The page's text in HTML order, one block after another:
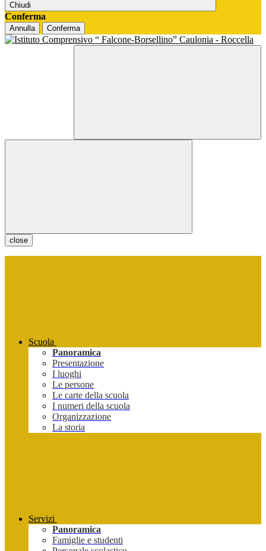
Chiudi
Conferma
Annulla Conferma
close
Scuola
Panoramica
Presentazione
I luoghi
Le persone
Le carte della scuola
I numeri della scuola
Organizzazione
La storia
Servizi
Panoramica
Famiglie e studenti